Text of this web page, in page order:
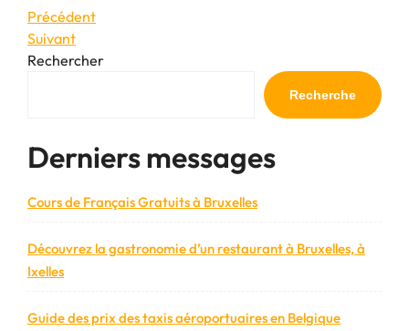
Navigation
de
Article
précédent
Précédent
Article
suivant
Suivant
Rechercher
Recherche
Derniers messages
Cours de Français Gratuits à Bruxelles
Découvrez la gastronomie d’un restaurant à Bruxelles, à
Ixelles
Guide des prix des taxis aéroportuaires en Belgique